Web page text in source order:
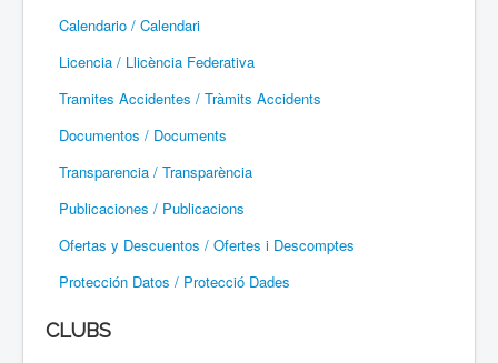
Ultraligeros / Ultralleugers
Vuelo Con Motor / Vol Amb Motor
Calendario / Calendari
Licencia / Llicència Federativa
Tramites Accidentes / Tràmits Accidents
Documentos / Documents
Transparencia / Transparència
Publicaciones / Publicacions
Ofertas y Descuentos / Ofertes i Descomptes
Protección Datos / Protecció Dades
CLUBS